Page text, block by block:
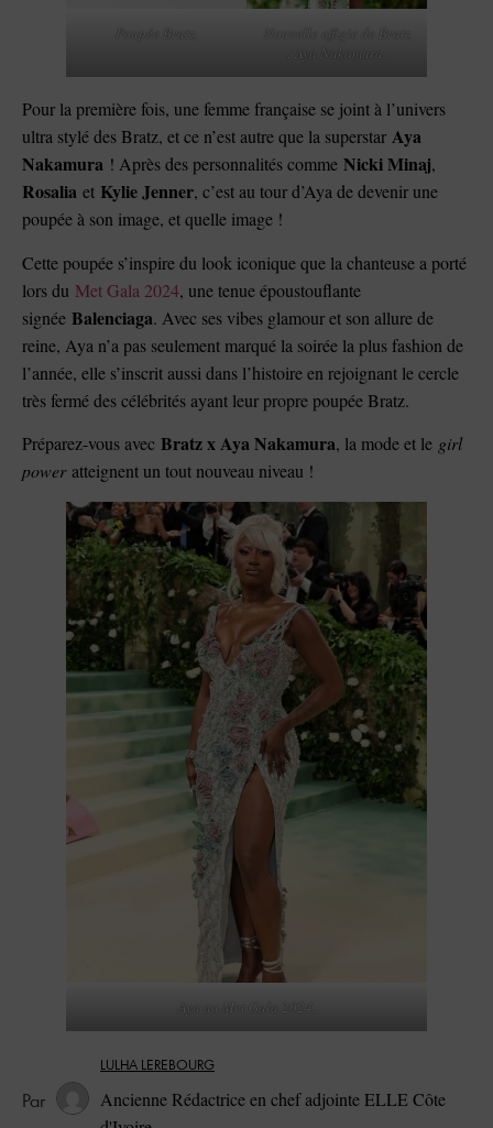
Poupée Bratz.
Nouvelle effigie de Bratz
: Aya Nakamura.
Pour la première fois, une femme française se joint à l’univers
ultra stylé des Bratz, et ce n’est autre que la superstar Aya
Nakamura ! Après des personnalités comme Nicki Minaj,
Rosalia et Kylie Jenner, c’est au tour d’Aya de devenir une
poupée à son image, et quelle image !
Cette poupée s’inspire du look iconique que la chanteuse a porté
lors du Met Gala 2024, une tenue époustouflante
signée Balenciaga. Avec ses vibes glamour et son allure de
reine, Aya n’a pas seulement marqué la soirée la plus fashion de
l’année, elle s’inscrit aussi dans l’histoire en rejoignant le cercle
très fermé des célébrités ayant leur propre poupée Bratz.
Préparez-vous avec Bratz x Aya Nakamura, la mode et le girl
poweratteignent un tout nouveau niveau !
Aya au Met Gala 2024.
LULHA LEREBOURG
Ancienne Rédactrice en chef adjointe ELLE Côte